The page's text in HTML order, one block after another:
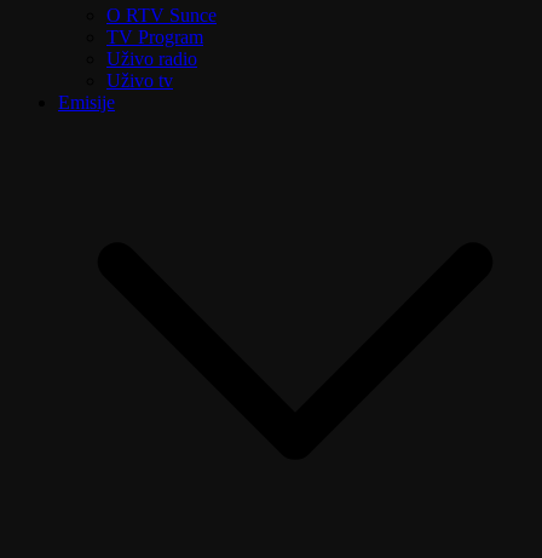
O RTV Sunce
TV Program
Uživo radio
Uživo tv
Emisije